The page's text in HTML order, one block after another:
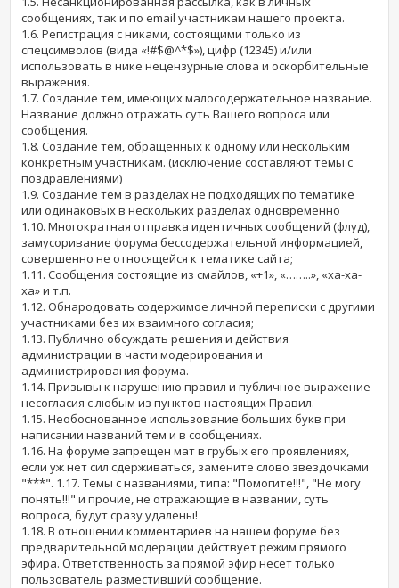
сообщениях, так и по email участникам нашего проекта.
1.6. Регистрация с никами, состоящими только из
спецсимволов (вида «!#$@^*$»), цифр (12345) и/или
использовать в нике нецензурные слова и оскорбительные
выражения.
1.7. Создание тем, имеющих малосодержательное название.
Название должно отражать суть Вашего вопроса или
сообщения.
1.8. Создание тем, обращенных к одному или нескольким
конкретным участникам. (исключение составляют темы с
поздравлениями)
1.9. Создание тем в разделах не подходящих по тематике
или одинаковых в нескольких разделах одновременно
1.10. Многократная отправка идентичных сообщений (флуд),
замусоривание форума бессодержательной информацией,
совершенно не относящейся к тематике сайта;
1.11. Сообщения состоящие из смайлов, «+1», «……..», «ха-ха-
ха» и т.п.
1.12. Обнародовать содержимое личной переписки с другими
участниками без их взаимного согласия;
1.13. Публично обсуждать решения и действия
администрации в части модерирования и
администрирования форума.
1.14. Призывы к нарушению правил и публичное выражение
несогласия с любым из пунктов настоящих Правил.
1.15. Необоснованное использование больших букв при
написании названий тем и в сообщениях.
1.16. На форуме запрещен мат в грубых его проявлениях,
если уж нет сил сдерживаться, замените слово звездочками
"***". 1.17. Темы с названиями, типа: "Помогите!!!", "Не могу
понять!!!" и прочие, не отражающие в названии, суть
вопроса, будут сразу удалены!
1.18. В отношении комментариев на нашем форуме без
предварительной модерации действует режим прямого
эфира. Ответственность за прямой эфир несет только
пользователь разместивший сообщение.